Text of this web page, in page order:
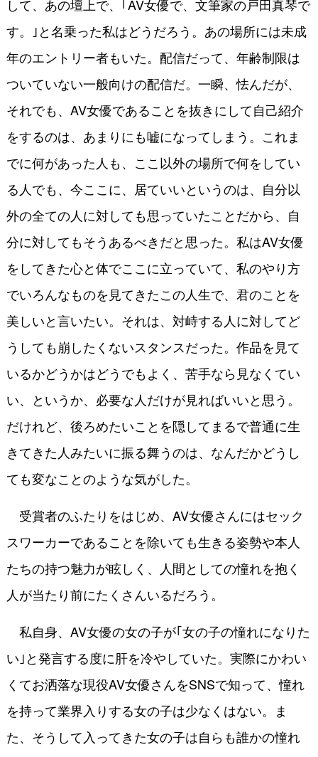
して、あの壇上で、｢AV女優で、文筆家の戸田真琴で
す。｣と名乗った私はどうだろう。あの場所には未成
年のエントリー者もいた。配信だって、年齢制限は
ついていない一般向けの配信だ。一瞬、怯んだが、
それでも、AV女優であることを抜きにして自己紹介
をするのは、あまりにも嘘になってしまう。これま
でに何があった人も、ここ以外の場所で何をしてい
る人でも、今ここに、居ていいというのは、自分以
外の全ての人に対しても思っていたことだから、自
分に対してもそうあるべきだと思った。私はAV女優
をしてきた心と体でここに立っていて、私のやり方
でいろんなものを見てきたこの人生で、君のことを
美しいと言いたい。それは、対峙する人に対してど
うしても崩したくないスタンスだった。作品を見て
いるかどうかはどうでもよく、苦手なら見なくてい
い、というか、必要な人だけが見ればいいと思う。
だけれど、後ろめたいことを隠してまるで普通に生
きてきた人みたいに振る舞うのは、なんだかどうし
ても変なことのような気がした。
受賞者のふたりをはじめ、AV女優さんにはセック
スワーカーであることを除いても生きる姿勢や本人
たちの持つ魅力が眩しく、人間としての憧れを抱く
人が当たり前にたくさんいるだろう。
私自身、AV女優の女の子が｢女の子の憧れになりた
い｣と発言する度に肝を冷やしていた。実際にかわい
くてお洒落な現役AV女優さんをSNSで知って、憧れ
を持って業界入りする女の子は少なくはない。ま
た、そうして入ってきた女の子は自らも誰かの憧れ